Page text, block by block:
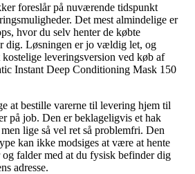
foreslår på nuværende tidspunkt
Det mest almindelige er
hvor du selv henter de købte
dig. Løsningen er jo vældig let, og
leveringsversion ved køb af
Instant Deep Conditioning Mask 150
at bestille varerne til levering hjem til
på job. Den er beklageligvis et hak
lige så vel ret så problemfri. Den
kan ikke modsiges at være at hente
falder med at du fysisk befinder dig
adresse.